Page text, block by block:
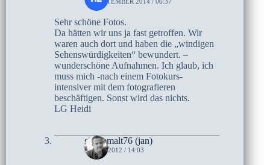
Sehr schöne Fotos.
Da hätten wir uns ja fast getroffen. Wir
waren auch dort und haben die „windigen
Sehenswürdigkeiten“ bewundert. –
wunderschöne Aufnahmen. Ich glaub, ich
muss mich -nach einem Fotokurs-
intensiver mit dem fotografieren
beschäftigen. Sonst wird das nichts.
LG Heidi
singlemalt76 (jan)
5. JUNI 2012 / 14:03